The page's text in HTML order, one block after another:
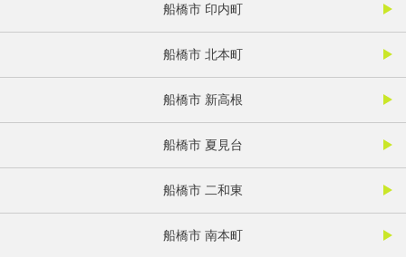
船橋市 印内町
船橋市 北本町
船橋市 新高根
船橋市 夏見台
船橋市 二和東
船橋市 南本町